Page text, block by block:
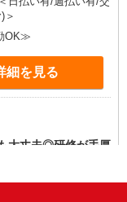
＞
OK≫
細を見る
大丈夫◎研修が手厚
日払い有/週払い有/交